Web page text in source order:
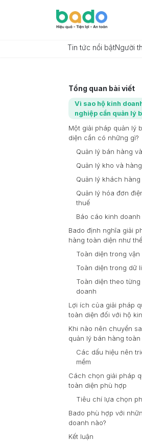
Tin tức nổi bậtNgười
Tổng quan bài viết
Vì sao hộ kinh
nghiệp cần quản lý
Một giải pháp quản lý
diện cần có những gì?
Quản lý bán hàng
Quản lý kho và
Quản lý khách
Quản lý hóa đơn
thuế
Báo cáo kinh doanh
Bado định nghĩa giải
hàng toàn diện như
Toàn diện trong
Toàn diện trong dữ
Toàn diện theo
doanh
Lợi ích của giải pháp
toàn diện đối với hộ
doanh nghiệp
Khi nào nên chuyển
quản lý bán hàng toàn
Các dấu hiệu nên
mềm
Cách chọn giải pháp
toàn diện phù hợp
Tiêu chí lựa chọn
Bado phù hợp với
doanh nào?
Kết luận